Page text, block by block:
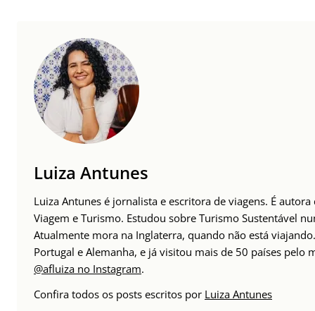
Luiza Antunes
Luiza Antunes é jornalista e escritora de viagens. É
Viagem e Turismo. Estudou sobre Turismo Sustentável
Atualmente mora na Inglaterra, quando não está
Portugal e Alemanha, e já visitou mais de 50 países pelo
@afluiza no Instagram.
Confira todos os posts escritos por Luiza Antunes